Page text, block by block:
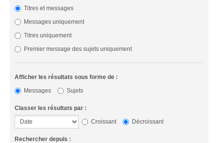
Titres et messages
Messages uniquement
Titres uniquement
Premier message des sujets uniquement
Afficher les résultats sous forme de :
Messages
Sujets
Classer les résultats par :
Croissant
Décroissant
Rechercher depuis :